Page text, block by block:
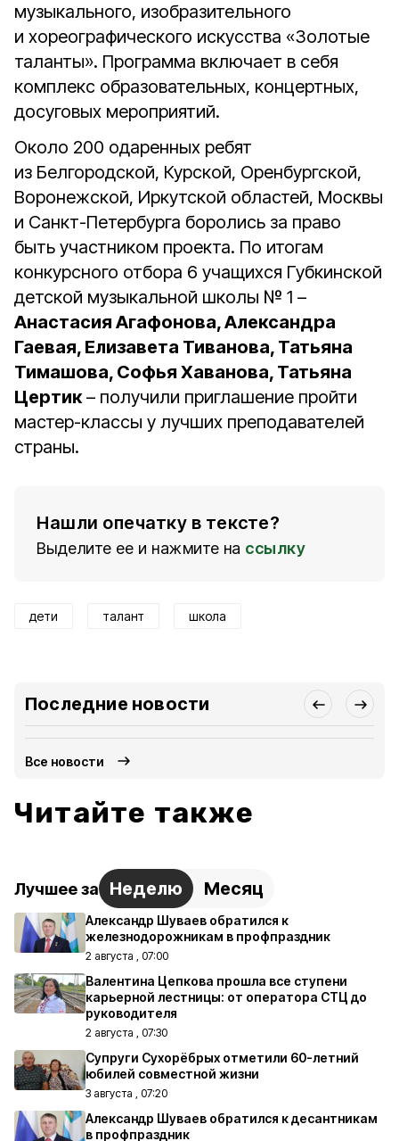
музыкального, изобразительного
и хореографического искусства «Золотые
таланты». Программа включает в себя
комплекс образовательных, концертных,
досуговых мероприятий.
Около 200 одаренных ребят
из Белгородской, Курской, Оренбургской,
Воронежской, Иркутской областей, Москвы
и Санкт-Петербурга боролись за право
быть участником проекта. По итогам
конкурсного отбора 6 учащихся Губкинской
детской музыкальной школы № 1 –
Анастасия Агафонова, Александра
Гаевая, Елизавета Тиванова, Татьяна
Тимашова, Софья Хаванова, Татьяна
Цертик– получили приглашение пройти
мастер-классы у лучших преподавателей
страны.
Нашли опечатку в тексте?
Выделите ее и нажмите на ссылку
дети талант школа
Последние новости
Все новости
Читайте также
Лучшее за Неделю Месяц
Александр Шуваев обратился к
железнодорожникам в профпраздник
2 августа , 07:00
Валентина Цепкова прошла все ступени
карьерной лестницы: от оператора СТЦ до
руководителя
2 августа , 07:30
Супруги Сухорёбрых отметили 60-летний
юбилей совместной жизни
3 августа , 07:20
Александр Шуваев обратился к десантникам
в профпраздник